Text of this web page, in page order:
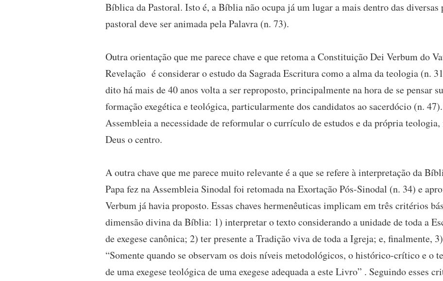
Bíblica da Pastoral. Isto é, a Bíblia não ocupa já um lugar a mais dentro das diversas
pastoral deve ser animada pela Palavra (n. 73).
Outra orientação que me parece chave e que retoma a Constituição Dei Verbum do
Revelação é considerar o estudo da Sagrada Escritura como a alma da teologia (n.
dito há mais de 40 anos volta a ser reproposto, principalmente na hora de se pensar
formação exegética e teológica, particularmente dos candidatos ao sacerdócio (n.
Assembleia a necessidade de reformular o currículo de estudos e da própria teologia,
Deus o centro.
A outra chave que me parece muito relevante é a que se refere à interpretação da
Papa fez na Assembleia Sinodal foi retomada na Exortação Pós-Sinodal (n. 34) e
Verbum já havia proposto. Essas chaves hermenêuticas implicam em três critérios
dimensão divina da Bíblia: 1) interpretar o texto considerando a unidade de toda a
de exegese canônica; 2) ter presente a Tradição viva de toda a Igreja; e, finalmente,
“Somente quando se observam os dois níveis metodológicos, o histórico-crítico e o
de uma exegese teológica de uma exegese adequada a este Livro” . Seguindo esses